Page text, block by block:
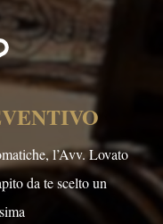
l’Avv. Lovato
da te scelto un